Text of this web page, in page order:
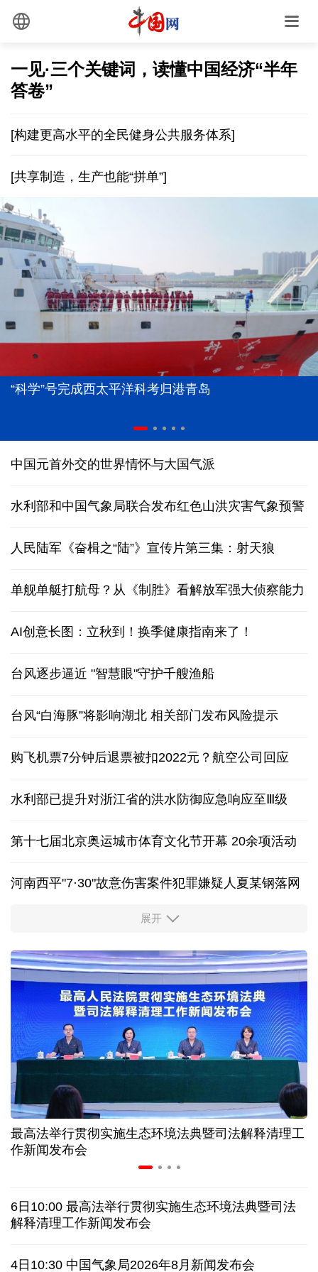
一见·三个关键词，读懂中国经济“半年
答卷”
[构建更高水平的全民健身公共服务体系]
[共享制造，生产也能“拼单”]
“科学”号完成西太平洋科考归港青岛
中国元首外交的世界情怀与大国气派
水利部和中国气象局联合发布红色山洪灾害气象预警
人民陆军《奋楫之“陆”》宣传片第三集：射天狼
单舰单艇打航母？从《制胜》看解放军强大侦察能力
AI创意长图：立秋到！换季健康指南来了！
台风逐步逼近 "智慧眼"守护千艘渔船
台风“白海豚”将影响湖北 相关部门发布风险提示
购飞机票7分钟后退票被扣2022元？航空公司回应
水利部已提升对浙江省的洪水防御应急响应至Ⅲ级
第十七届北京奥运城市体育文化节开幕 20余项活动
河南西平"7·30"故意伤害案件犯罪嫌疑人夏某钢落网
服务实体经济 财政金融打出“组合拳”
美媒:多场景低成本应用 中国让AI变得更具实用价值
上半年机械工业规上企业实现营业收入同比增长
6.5%
“零关税”实施100天 见证中非合作新气象
高温下用电负荷创新高 解码今夏的清凉底气
活力中国调研行丨弯道超车 如何“皖”美提速
伊朗：与阿曼“接近”达成协议但并不意味重开海峡
展开
最高法举行贯彻实施生态环境法典暨司法解释清理工
作新闻发布会
6日10:00 最高法举行贯彻实施生态环境法典暨司法
解释清理工作新闻发布会
4日10:30 中国气象局2026年8月新闻发布会